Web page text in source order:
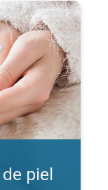
la crema!. . .
piel